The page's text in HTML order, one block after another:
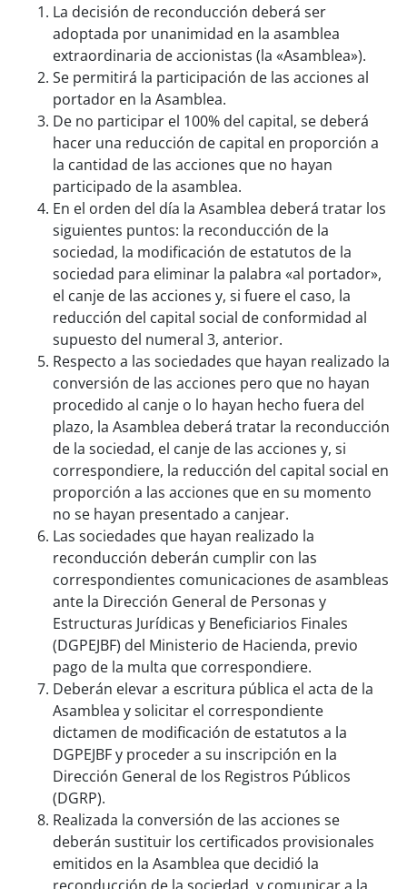
La decisión de reconducción deberá ser
adoptada por unanimidad en la asamblea
extraordinaria de accionistas (la «Asamblea»).
Se permitirá la participación de las acciones al
portador en la Asamblea.
De no participar el 100% del capital, se deberá
hacer una reducción de capital en proporción a
la cantidad de las acciones que no hayan
participado de la asamblea.
En el orden del día la Asamblea deberá tratar los
siguientes puntos: la reconducción de la
sociedad, la modificación de estatutos de la
sociedad para eliminar la palabra «al portador»,
el canje de las acciones y, si fuere el caso, la
reducción del capital social de conformidad al
supuesto del numeral 3, anterior.
Respecto a las sociedades que hayan realizado la
conversión de las acciones pero que no hayan
procedido al canje o lo hayan hecho fuera del
plazo, la Asamblea deberá tratar la reconducción
de la sociedad, el canje de las acciones y, si
correspondiere, la reducción del capital social en
proporción a las acciones que en su momento
no se hayan presentado a canjear.
Las sociedades que hayan realizado la
reconducción deberán cumplir con las
correspondientes comunicaciones de asambleas
ante la Dirección General de Personas y
Estructuras Jurídicas y Beneficiarios Finales
(DGPEJBF) del Ministerio de Hacienda, previo
pago de la multa que correspondiere.
Deberán elevar a escritura pública el acta de la
Asamblea y solicitar el correspondiente
dictamen de modificación de estatutos a la
DGPEJBF y proceder a su inscripción en la
Dirección General de los Registros Públicos
(DGRP).
Realizada la conversión de las acciones se
deberán sustituir los certificados provisionales
emitidos en la Asamblea que decidió la